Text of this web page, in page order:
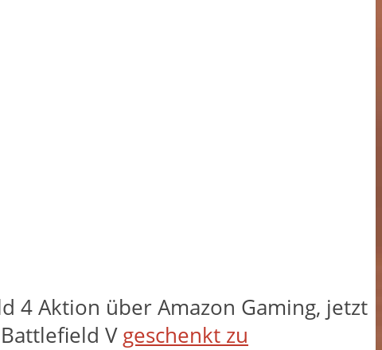
4 Aktion über Amazon Gaming, jetzt
V geschenkt zu